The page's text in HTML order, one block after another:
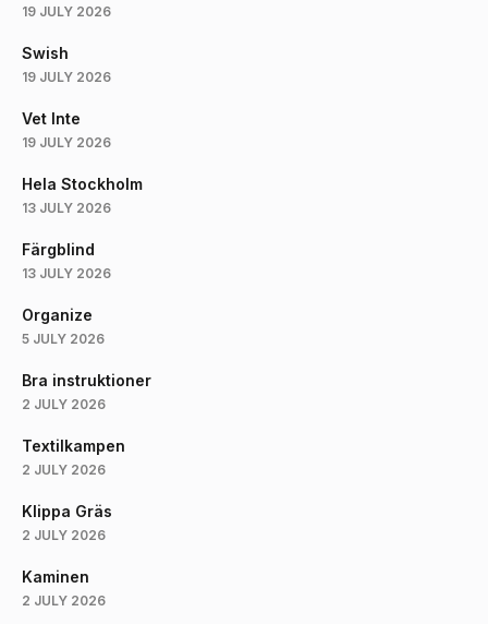
19 JULY 2026
Swish
19 JULY 2026
Vet Inte
19 JULY 2026
Hela Stockholm
13 JULY 2026
Färgblind
13 JULY 2026
Organize
5 JULY 2026
Bra instruktioner
2 JULY 2026
Textilkampen
2 JULY 2026
Klippa Gräs
2 JULY 2026
Kaminen
2 JULY 2026